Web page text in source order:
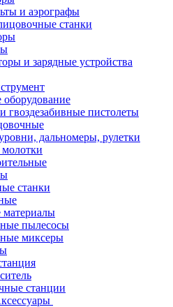
и аэрографы
станки
и зарядные устройства
оборудование
гвоздезабивные пистолеты
дальномеры, рулетки
станки
материалы
пылесосы
миксеры
станции